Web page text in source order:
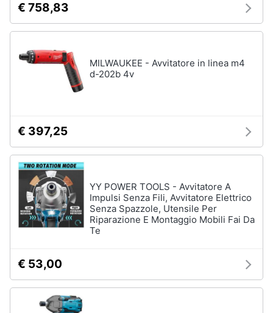
€ 758,83
MILWAUKEE - Avvitatore in linea m4
d-202b 4v
€ 397,25
YY POWER TOOLS - Avvitatore A
Impulsi Senza Fili, Avvitatore Elettrico
Senza Spazzole, Utensile Per
Riparazione E Montaggio Mobili Fai Da
Te
€ 53,00